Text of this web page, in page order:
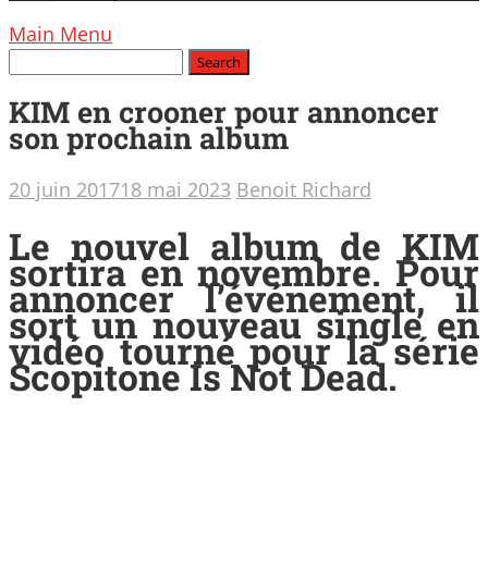
Main Menu
KIM en crooner pour annoncer
son prochain album
20 juin 201718 mai 2023 Benoit Richard
Le nouvel album de KIM
sortira en novembre. Pour
annoncer l’événement, il
sort un nouveau single en
vidéo tourné pour la série
Scopitone Is Not Dead.